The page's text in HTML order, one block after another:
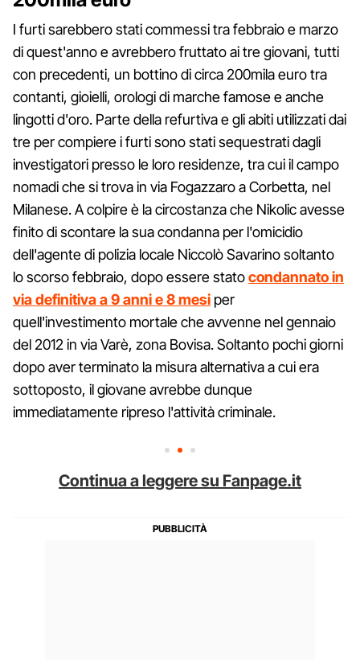
I furti sarebbero stati commessi tra febbraio e marzo
di quest'anno e avrebbero fruttato ai tre giovani, tutti
con precedenti, un bottino di circa 200mila euro tra
contanti, gioielli, orologi di marche famose e anche
lingotti d'oro. Parte della refurtiva e gli abiti utilizzati dai
tre per compiere i furti sono stati sequestrati dagli
investigatori presso le loro residenze, tra cui il campo
nomadi che si trova in via Fogazzaro a Corbetta, nel
Milanese. A colpire è la circostanza che Nikolic avesse
finito di scontare la sua condanna per l'omicidio
dell'agente di polizia locale Niccolò Savarino soltanto
lo scorso febbraio, dopo essere statocondannato in
via definitiva a 9 anni e 8 mesi per
quell'investimento mortale che avvenne nel gennaio
del 2012 in via Varè, zona Bovisa. Soltanto pochi giorni
dopo aver terminato la misura alternativa a cui era
sottoposto, il giovane avrebbe dunque
immediatamente ripreso l'attività criminale.
Continua a leggere su Fanpage.it